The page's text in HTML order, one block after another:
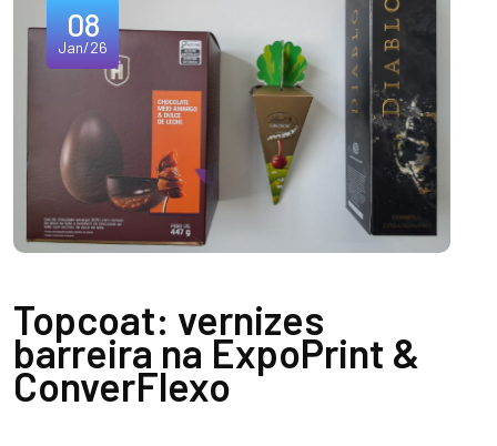
08
Jan/26
Topcoat: vernizes
barreira na ExpoPrint &
ConverFlexo